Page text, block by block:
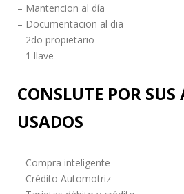
– Mantencion al día
– Documentacion al dia
– 2do propietario
– 1 llave
CONSLUTE POR SUS
USADOS
– Compra inteligente
– Crédito Automotriz